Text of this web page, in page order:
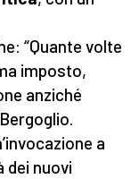
“Quante volte
imposto,
anziché
a
dei nuovi